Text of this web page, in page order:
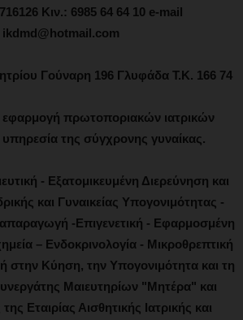
Κιν.: 6985 64 64 10 e-mail
ikdmd@hotmail.com
Γούναρη 196 Γλυφάδα Τ.Κ. 166 74
εφαρμογή πρωτοποριακών ιατρικών
της σύγχρονης γυναίκας.
- Εξατομικευμένη Διερεύνηση και
και Γυναικείας Υπογονιμότητας -
-Επιγενετική - Εφαρμοσμένη
– Ενδοκρινολογία - Μικροθρεπτική
στην Κύηση, την Υπογονιμότητα και τη
Μαιευτηρίων "Μητέρα" και
Εταιρίας Αισθητικής Ιατρικής και